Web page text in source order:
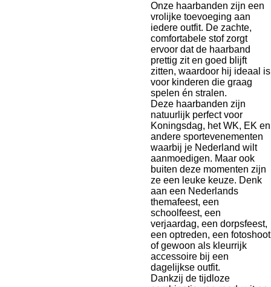
Onze haarbanden zijn een
vrolijke toevoeging aan
iedere outfit. De zachte,
comfortabele stof zorgt
ervoor dat de haarband
prettig zit en goed blijft
zitten, waardoor hij ideaal is
voor kinderen die graag
spelen én stralen.
Deze haarbanden zijn
natuurlijk perfect voor
Koningsdag, het WK, EK en
andere sportevenementen
waarbij je Nederland wilt
aanmoedigen. Maar ook
buiten deze momenten zijn
ze een leuke keuze. Denk
aan een Nederlands
themafeest, een
schoolfeest, een
verjaardag, een dorpsfeest,
een optreden, een fotoshoot
of gewoon als kleurrijk
accessoire bij een
dagelijkse outfit.
Dankzij de tijdloze